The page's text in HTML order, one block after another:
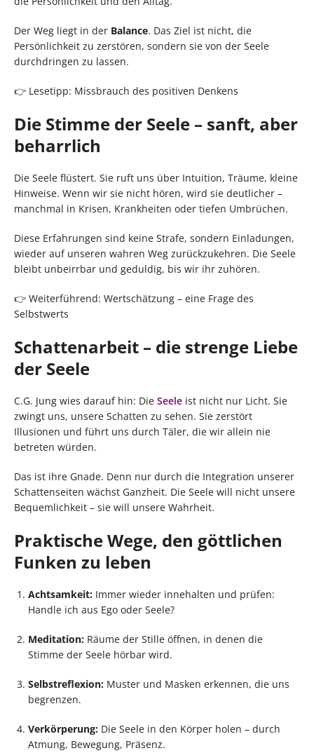
Der Weg liegt in der Balance. Das Ziel ist nicht, die
Persönlichkeit zu zerstören, sondern sie von der Seele
durchdringen zu lassen.
👉 Lesetipp: Missbrauch des positiven Denkens
Die Stimme der Seele – sanft, aber
beharrlich
Die Seele flüstert. Sie ruft uns über Intuition, Träume, kleine
Hinweise. Wenn wir sie nicht hören, wird sie deutlicher –
manchmal in Krisen, Krankheiten oder tiefen Umbrüchen.
Diese Erfahrungen sind keine Strafe, sondern Einladungen,
wieder auf unseren wahren Weg zurückzukehren. Die Seele
bleibt unbeirrbar und geduldig, bis wir ihr zuhören.
👉 Weiterführend: Wertschätzung – eine Frage des
Selbstwerts
Schattenarbeit – die strenge Liebe
der Seele
C.G. Jung wies darauf hin: Die Seele ist nicht nur Licht. Sie
zwingt uns, unsere Schatten zu sehen. Sie zerstört
Illusionen und führt uns durch Täler, die wir allein nie
betreten würden.
Das ist ihre Gnade. Denn nur durch die Integration unserer
Schattenseiten wächst Ganzheit. Die Seele will nicht unsere
Bequemlichkeit – sie will unsere Wahrheit.
Praktische Wege, den göttlichen
Funken zu leben
Achtsamkeit: Immer wieder innehalten und prüfen:
Handle ich aus Ego oder Seele?
Meditation: Räume der Stille öffnen, in denen die
Stimme der Seele hörbar wird.
Selbstreflexion: Muster und Masken erkennen, die uns
begrenzen.
Verkörperung: Die Seele in den Körper holen – durch
Atmung, Bewegung, Präsenz.